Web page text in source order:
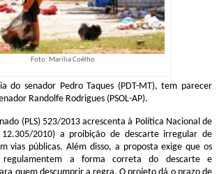
Foto: Marília Coêlho
do senador Pedro Taques (PDT-MT), tem parecer
Randolfe Rodrigues (PSOL-AP).
(PLS) 523/2013 acrescenta à Política Nacional de
12.305/2010) a proibição de descarte irregular de
vias públicas. Além disso, a proposta exige que os
a forma correta do descarte e